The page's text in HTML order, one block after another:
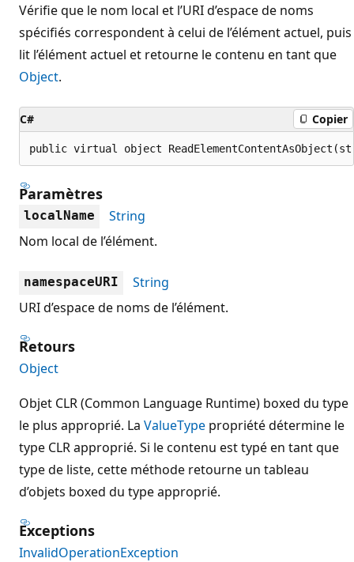
Vérifie que le nom local et l’URI d’espace de noms
spécifiés correspondent à celui de l’élément actuel, puis
lit l’élément actuel et retourne le contenu en tant que
Object.
C# Copier
public virtual object
Paramètres
localName
String
Nom local de l’élément.
namespaceURI
String
URI d’espace de noms de l’élément.
Retours
Object
Objet CLR (Common Language Runtime) boxed du type
le plus approprié. La ValueType propriété détermine le
type CLR approprié. Si le contenu est typé en tant que
type de liste, cette méthode retourne un tableau
d’objets boxed du type approprié.
Exceptions
InvalidOperationException